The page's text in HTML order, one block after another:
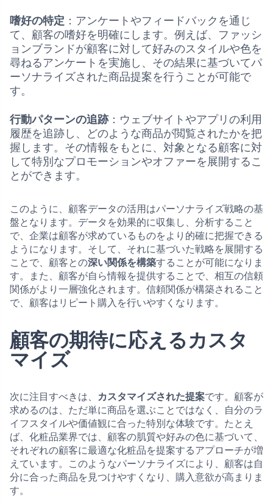
嗜好の特定 ：アンケートやフィードバックを通じ
て、顧客の嗜好を明確にします。例えば、ファッシ
ョンブランドが顧客に対して好みのスタイルや色を
尋ねるアンケートを実施し、その結果に基づいてパ
ーソナライズされた商品提案を行うことが可能で
す。
行動パターンの追跡：ウェブサイトやアプリの利用
履歴を追跡し、どのような商品が閲覧されたかを把
握します。その情報をもとに、対象となる顧客に対
して特別なプロモーションやオファーを展開するこ
とができます。
このように、顧客データの活用はパーソナライズ戦略の基
盤となります。データを効果的に収集し、分析すること
で、企業は顧客が求めているものをより的確に把握できる
ようになります。そして、それに基づいた戦略を展開する
ことで、顧客との深い関係を構築することが可能になりま
す。また、顧客が自ら情報を提供することで、相互の信頼
関係がより一層強化されます。信頼関係が構築されること
で、顧客はリピート購入を行いやすくなります。
顧客の期待に応えるカスタ
マイズ
次に注目すべきは、 カスタマイズされた提案です。顧客が
求めるのは、ただ単に商品を選ぶことではなく、自分のラ
イフスタイルや価値観に合った特別な体験です。たとえ
ば、化粧品業界では、顧客の肌質や好みの色に基づいて、
それぞれの顧客に最適な化粧品を提案するアプローチが増
えています。このようなパーソナライズにより、顧客は自
分に合った商品を見つけやすくなり、購入意欲が高まりま
す。